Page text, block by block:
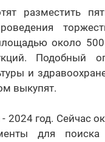
разместить
около
Подобный
и
выкупят.
2024 год. Сейчас
для